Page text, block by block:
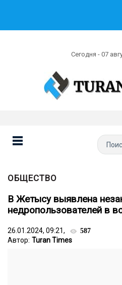
Сегодня - 07
ОБЩЕСТВО
В Жетысу выявлена
недропользователей в
26.01.2024, 09:21, 587
Автор: Turan Times